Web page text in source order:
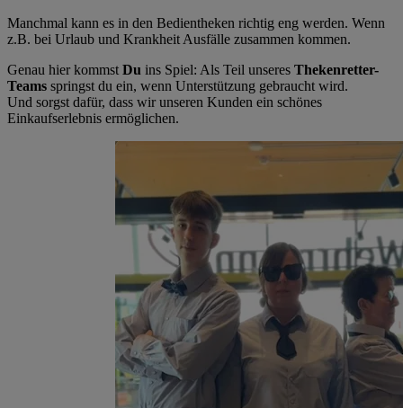
Manchmal kann es in den Bedientheken richtig eng werden. Wenn
z.B. bei Urlaub und Krankheit Ausfälle zusammen kommen.
Genau hier kommst Du ins Spiel: Als Teil unseres Thekenretter-
Teams springst du ein, wenn Unterstützung gebraucht wird.
Und sorgst dafür, dass wir unseren Kunden ein schönes
Einkaufserlebnis ermöglichen.